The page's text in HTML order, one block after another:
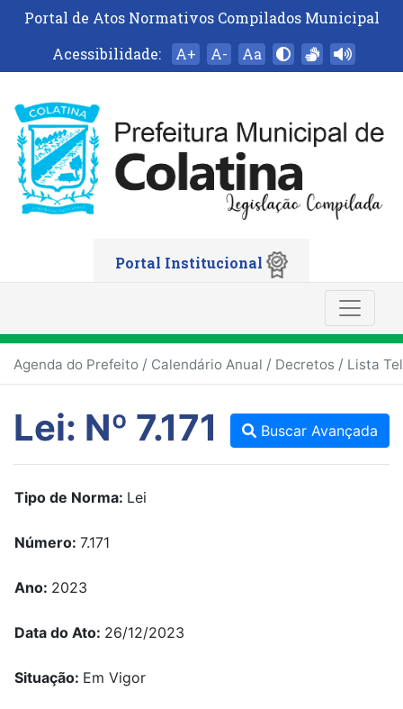
Portal de Atos Normativos Compilados Municipal
Acessibilidade:
A+ A- Aa
Portal Institucional
Agenda do Prefeito / Calendário Anual / Decretos / Lista
Lei: Nº 7.171 Buscar Avançada
Tipo de Norma: Lei
Número: 7.171
Ano: 2023
Data do Ato: 26/12/2023
Situação: Em Vigor